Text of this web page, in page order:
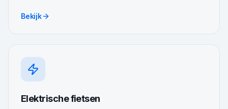
Bekijk
Elektrische fietsen